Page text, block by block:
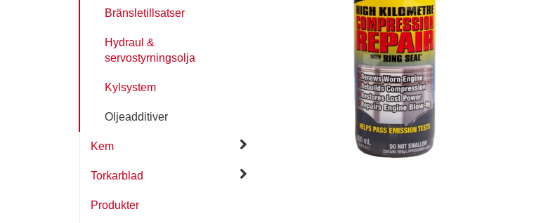
Bränsletillsatser
Hydraul &
servostyrningsolja
Kylsystem
Oljeadditiver
Kem
Torkarblad
Produkter